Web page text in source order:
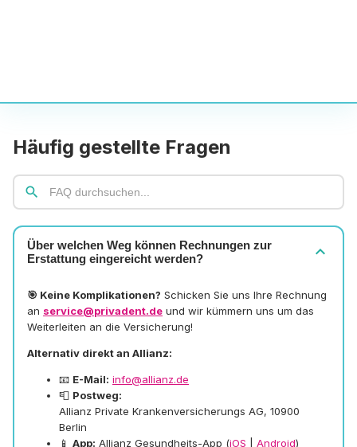
Häufig gestellte Fragen
search
Über welchen Weg können Rechnungen zur
Erstattung eingereicht werden?
expand_more
🎯 Keine Komplikationen? Schicken Sie uns Ihre Rechnung
an service@privadent.de und wir kümmern uns um das
Weiterleiten an die Versicherung!
Alternativ direkt an Allianz:
📧 E-Mail: info@allianz.de
📮 Postweg:
Allianz Private Krankenversicherungs AG, 10900
Berlin
📱 App: Allianz Gesundheits-App (iOS Android)